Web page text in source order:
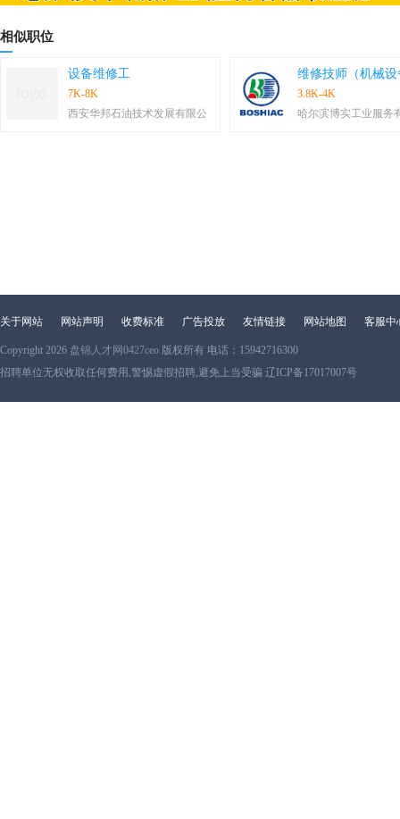
相似职位
设备维修工
7K-8K
西安华邦石油技术发展有限公
维修技师（机械
3.8K-4K
哈尔滨博实工业服务
关于网站 网站声明 收费标准 广告投放 友情链接 网站地图 客服中
Copyright 2026 盘锦人才网0427ceo 版权所有 电话：15942716300
招聘单位无权收取任何费用,警惕虚假招聘,避免上当受骗 辽ICP备17017007号